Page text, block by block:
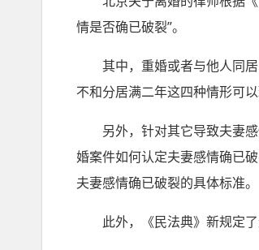
情是否确已破裂”。
其中，重婚或者与他人同居
不和分居满二年这四种情形可
另外，针对其它导致夫妻感
婚案件如何认定夫妻感情确已
夫妻感情确已破裂的具体标准。
此外，《民法典》新规定了